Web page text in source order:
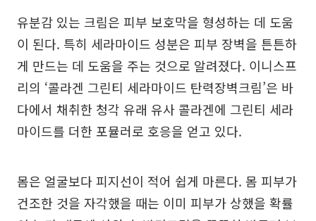
유분감 있는 크림은 피부 보호막을 형성하는 데 도움
이 된다. 특히 세라마이드 성분은 피부 장벽을 튼튼하
게 만드는 데 도움을 주는 것으로 알려졌다. 이니스프
리의 ‘콜라겐 그린티 세라마이드 탄력장벽크림’은 바
다에서 채취한 청각 유래 유사 콜라겐에 그린티 세라
마이드를 더한 포뮬러로 호응을 얻고 있다.
몸은 얼굴보다 피지선이 적어 쉽게 마른다. 몸 피부가
건조한 것을 자각했을 때는 이미 피부가 상했을 확률